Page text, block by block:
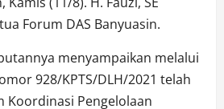
Forum DAS Banyuasin.
menyampaikan melalui
928/KPTS/DLH/2021 telah
Koordinasi Pengelolaan